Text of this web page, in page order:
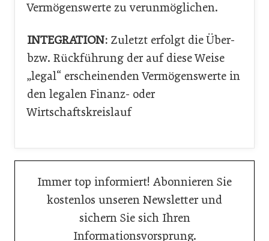
Vermögenswerte zu verunmöglichen.
INTEGRATION: Zuletzt erfolgt die Über-
bzw. Rückführung der auf diese Weise
„legal“ erscheinenden Vermögenswerte in
den legalen Finanz- oder
Wirtschaftskreislauf
Immer top informiert! Abonnieren Sie
kostenlos unseren Newsletter und
sichern Sie sich Ihren
Informationsvorsprung.